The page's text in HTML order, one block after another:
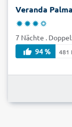
Veranda
7 Nächte .
94 %
481